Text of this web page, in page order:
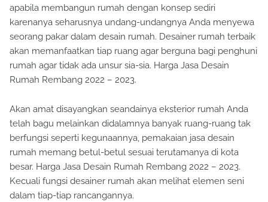
apabila membangun rumah dengan konsep sediri
karenanya seharusnya undang-undangnya Anda menyewa
seorang pakar dalam desain rumah. Desainer rumah terbaik
akan memanfaatkan tiap ruang agar berguna bagi penghuni
rumah agar tidak ada unsur sia-sia. Harga Jasa Desain
Rumah Rembang 2022 – 2023.
Akan amat disayangkan seandainya eksterior rumah Anda
telah bagu melainkan didalamnya banyak ruang-ruang tak
berfungsi seperti kegunaannya, pemakaian jasa desain
rumah memang betul-betul sesuai terutamanya di kota
besar. Harga Jasa Desain Rumah Rembang 2022 – 2023.
Kecuali fungsi desainer rumah akan melihat elemen seni
dalam tiap-tiap rancangannya.